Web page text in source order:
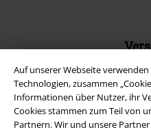
Auf unserer Webseite
Technologien, zusammen
Informationen über Nutzer, ihr
Cookies stammen zum Teil von
Partnern. Wir und unsere